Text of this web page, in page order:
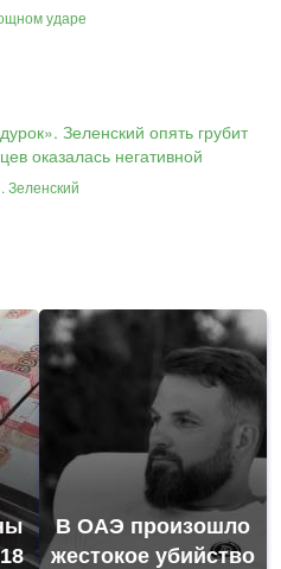
ударе
Зеленский
В ОАЭ произошло
жестокое убийство